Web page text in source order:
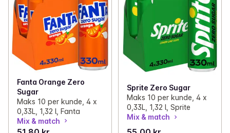
Fanta Orange Zero
Sugar
Maks 10 per kunde, 4 x
0,33L, 1,32 l, Fanta
Mix & match
Sprite Zero Sugar
Maks 10 per kunde, 4 x
0,33L, 1,32 l, Sprite
Mix & match